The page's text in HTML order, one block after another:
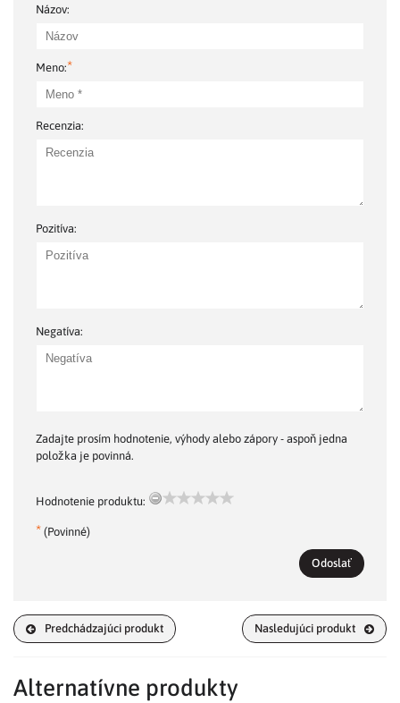
Názov:
Meno:*
Recenzia:
Pozitíva:
Negatíva:
Zadajte prosím hodnotenie, výhody alebo zápory - aspoň jedna
položka je povinná.
Hodnotenie produktu:
* (Povinné)
Odoslať
Predchádzajúci produkt Nasledujúci produkt
Alternatívne produkty